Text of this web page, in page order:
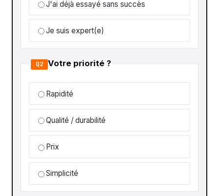
J'ai déjà essayé sans succès
Je suis expert(e)
Q2 Votre priorité ?
Rapidité
Qualité / durabilité
Prix
Simplicité